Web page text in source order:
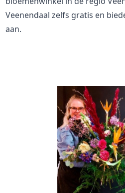
Veenendaal zelfs gratis en
aan.